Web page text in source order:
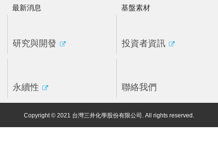
最新消息
基盤素材
研究與開發 投資者資訊
永續性 聯絡我們
Copyright © 2021 台灣三井化學股份有限公司. All rights reserved.